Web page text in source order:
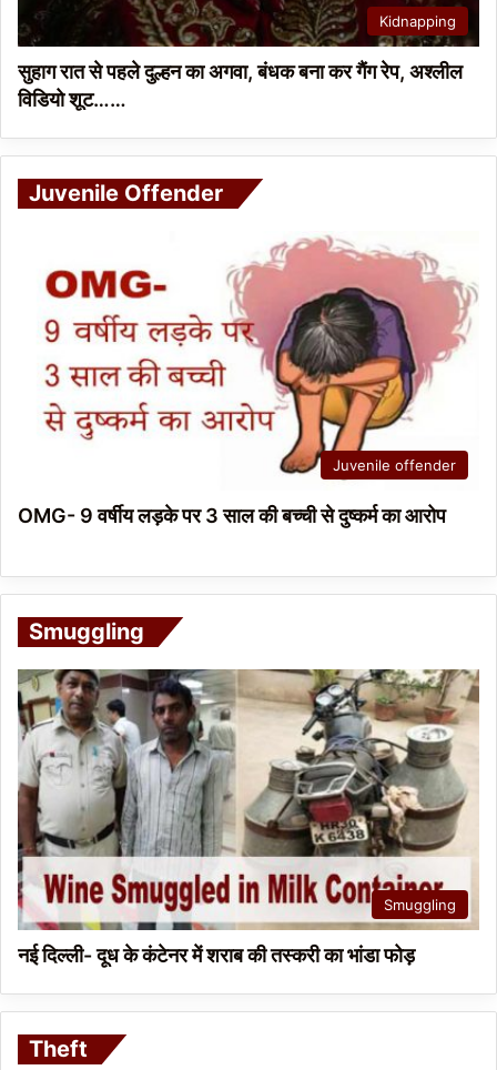
Kidnapping
सुहाग रात से पहले दुल्हन का अगवा, बंधक बना कर गैंग रेप, अश्लील
विडियो शूट……
Juvenile Offender
Juvenile offender
OMG- 9 वर्षीय लड़के पर 3 साल की बच्ची से दुष्कर्म का आरोप
Smuggling
Smuggling
नई दिल्ली- दूध के कंटेनर में शराब की तस्करी का भांडा फोड़
Theft